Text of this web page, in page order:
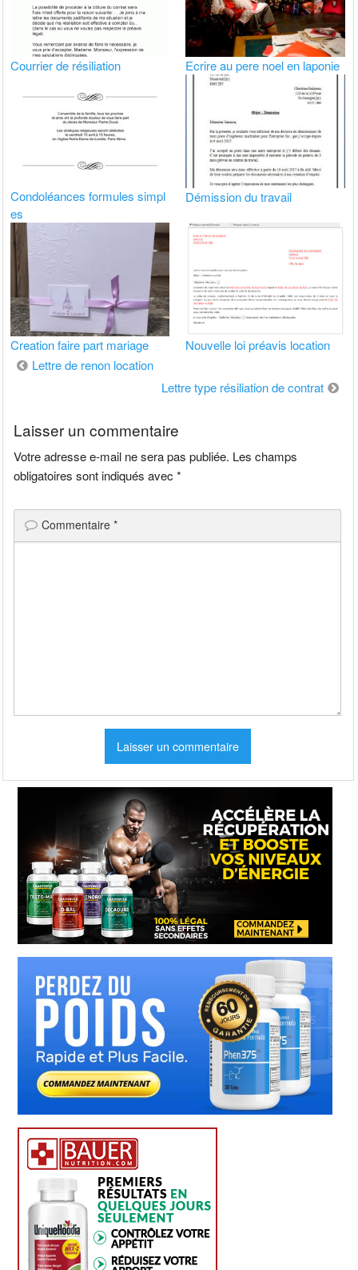
Courrier de résiliation Ecrire au pere noel en laponie
Condoléances formules simpl
es
Démission du travail
Creation faire part mariage Nouvelle loi préavis location
Navigation
Lettre de renon location
Lettre type résiliation de contrat
Laisser un commentaire
Votre adresse e-mail ne sera pas publiée. Les champs
obligatoires sont indiqués avec*
Commentaire*